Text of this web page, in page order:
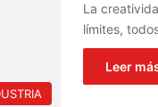
La
límites,
Leer